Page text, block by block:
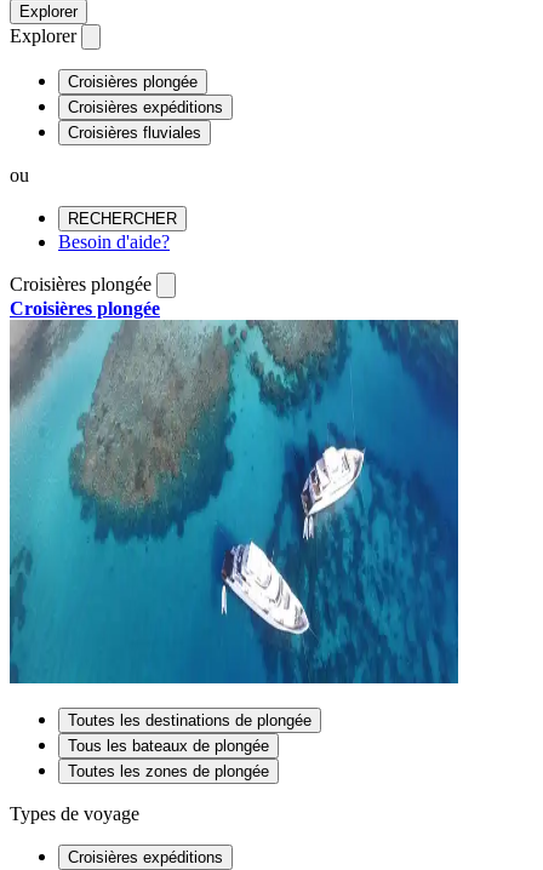
Explorer
Explorer
Croisières plongée
Croisières expéditions
Croisières fluviales
ou
RECHERCHER
Besoin d'aide?
Croisières plongée
Croisières plongée
Toutes les destinations de plongée
Tous les bateaux de plongée
Toutes les zones de plongée
Types de voyage
Croisières expéditions